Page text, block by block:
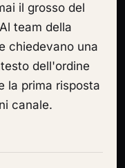
il grosso del
team della
chiedevano una
dell'ordine
la prima risposta
canale.